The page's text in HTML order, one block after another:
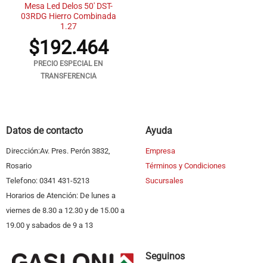
Mesa Led Delos 50′ DST-
03RDG Hierro Combinada
1.27
$192.464
PRECIO ESPECIAL EN
TRANSFERENCIA
Datos de contacto
Dirección:Av. Pres. Perón 3832,
Rosario
Telefono: 0341 431-5213
Horarios de Atención: De lunes a
viernes de 8.30 a 12.30 y de 15.00 a
19.00 y sabados de 9 a 13
Ayuda
Empresa
Términos y Condiciones
Sucursales
Seguinos